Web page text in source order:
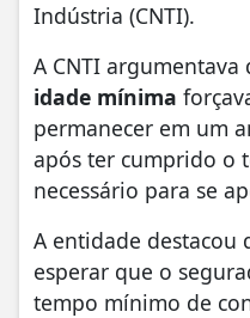
Indústria (CNTI).
A CNTI
idade mínima
permanecer em um
após ter cumprido o
necessário para se
A entidade destacou
esperar que o
tempo mínimo de